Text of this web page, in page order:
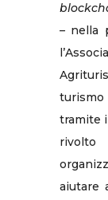
– nella
tramite
aiutare